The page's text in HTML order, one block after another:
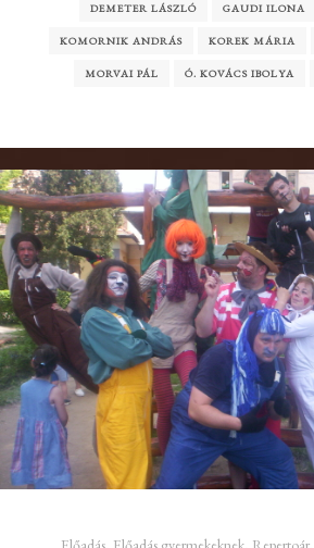
DEMETER LÁSZLÓ GAUDI ILONA
KOMORNIK ANDRÁS KOREK MÁRIA
MORVAI PÁL Ó. KOVÁCS IBOLYA